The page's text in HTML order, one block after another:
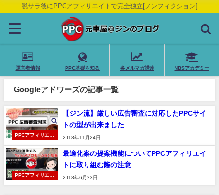
脱サラ後にPPCアフィリエイトで完全独立[ノンフィクション]
運営者情報 PPC基礎を知る 各メルマガ講座 NBSアカデミー
Googleアドワーズの記事一覧
PPCアフィリエイ
【ジン流】厳しい広告審査に対応したPPCサイ
トの型が出来ました
2018年11月24日
PPCアフィリエイ
最適化案の提案機能についてPPCアフィリエイ
トに取り組む際の注意
2018年6月23日